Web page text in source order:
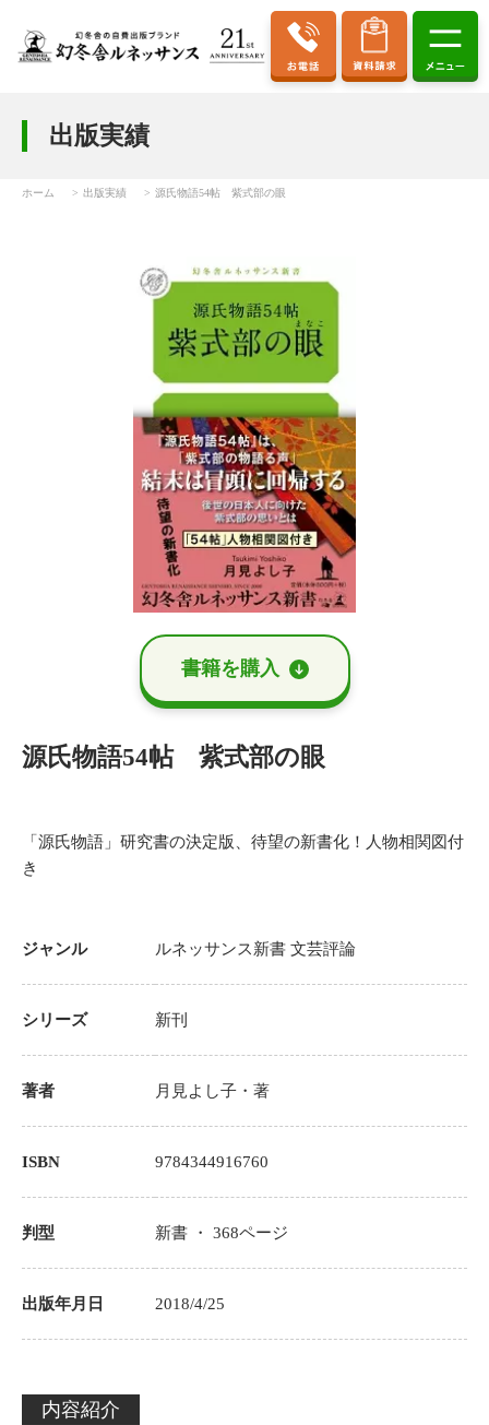
出版実績
ホーム 出版実績 源氏物語54帖 紫式部の眼
書籍を購⼊
源氏物語54帖 紫式部の眼
「源氏物語」研究書の決定版、待望の新書化！人物相関図付
き
ジャンル ルネッサンス新書 文芸評論
シリーズ 新刊
著者 月見よし子 ・著
ISBN 9784344916760
判型 新書 ・368ページ
出版年月日 2018/4/25
内容紹介